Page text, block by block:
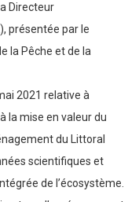
Directeur
présentée par le
la Pêche et de la
2021 relative à
la mise en valeur du
du Littoral
scientifiques et
de l’écosystème.